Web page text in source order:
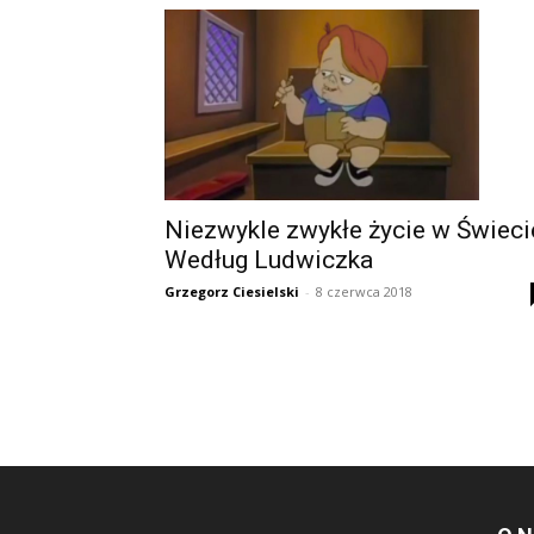
Niezwykle zwykłe życie w
Według Ludwiczka
Grzegorz Ciesielski - 8 czerwca 2018